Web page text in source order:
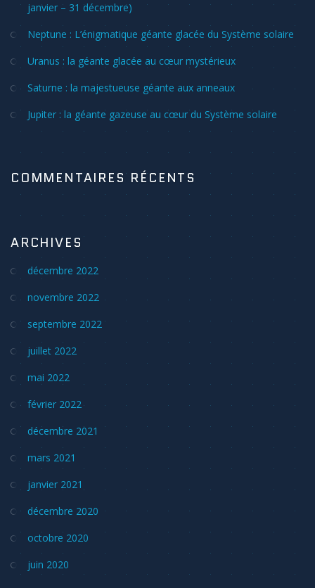
janvier – 31 décembre)
Neptune : L’énigmatique géante glacée du Système solaire
Uranus : la géante glacée au cœur mystérieux
Saturne : la majestueuse géante aux anneaux
Jupiter : la géante gazeuse au cœur du Système solaire
COMMENTAIRES RÉCENTS
ARCHIVES
décembre 2022
novembre 2022
septembre 2022
juillet 2022
mai 2022
février 2022
décembre 2021
mars 2021
janvier 2021
décembre 2020
octobre 2020
juin 2020